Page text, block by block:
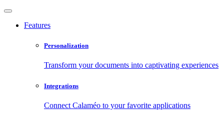
Features
Personalization
Transform your documents into captivating experiences
Integrations
Connect Calaméo to your favorite applications